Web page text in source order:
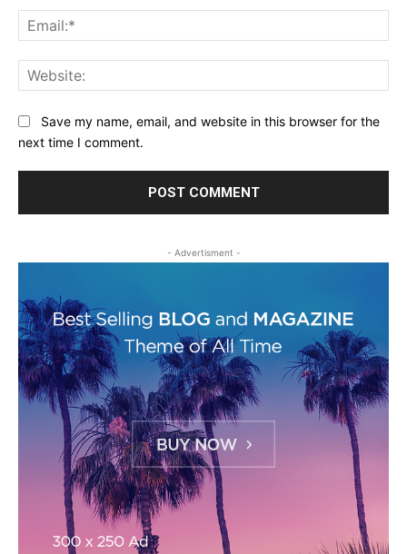
Save my name, email, and website in this browser for the
next time I comment.
- Advertisment -